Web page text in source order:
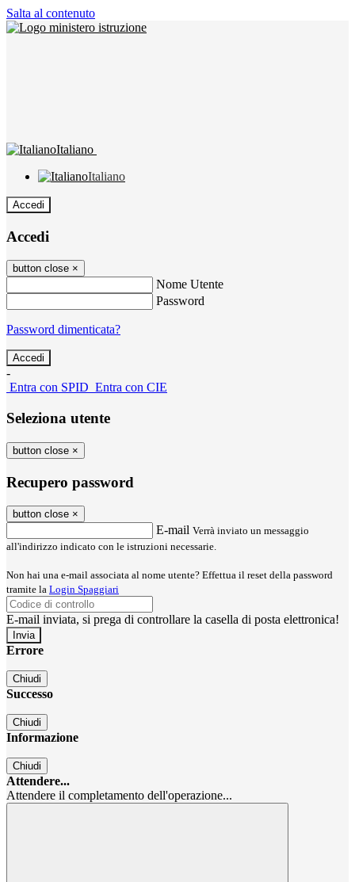
Salta al contenuto
Italiano
Italiano
Accedi
Accedi
button close ×
Nome Utente
Password
Password dimenticata?
-
Entra con SPID Entra con CIE
Seleziona utente
button close ×
Recupero password
button close ×
E-mail Verrà inviato un messaggio
all'indirizzo indicato con le istruzioni necessarie.
Non hai una e-mail associata al nome utente? Effettua il reset della password
tramite la Login Spaggiari
E-mail inviata, si prega di controllare la casella di posta elettronica!
Errore
Chiudi
Successo
Chiudi
Informazione
Chiudi
Attendere...
Attendere il completamento dell'operazione...